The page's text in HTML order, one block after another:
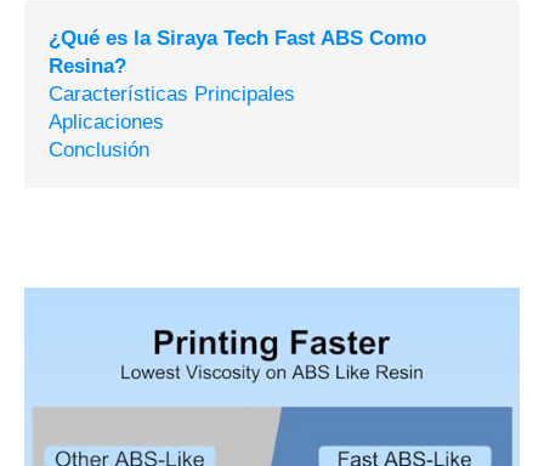
¿Qué es la Siraya Tech Fast ABS Como
Resina?
Características Principales
Aplicaciones
Conclusión